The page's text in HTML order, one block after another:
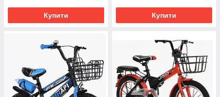
Купити Купити